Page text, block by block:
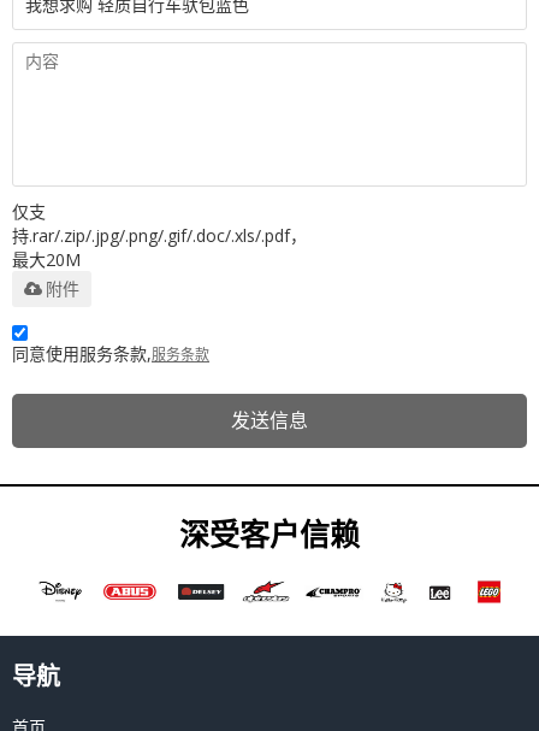
仅支
持.rar/.zip/.jpg/.png/.gif/.doc/.xls/.pdf，
最大20M
附件
同意使用服务条款,服务条款
发送信息
深受客户信赖
导航